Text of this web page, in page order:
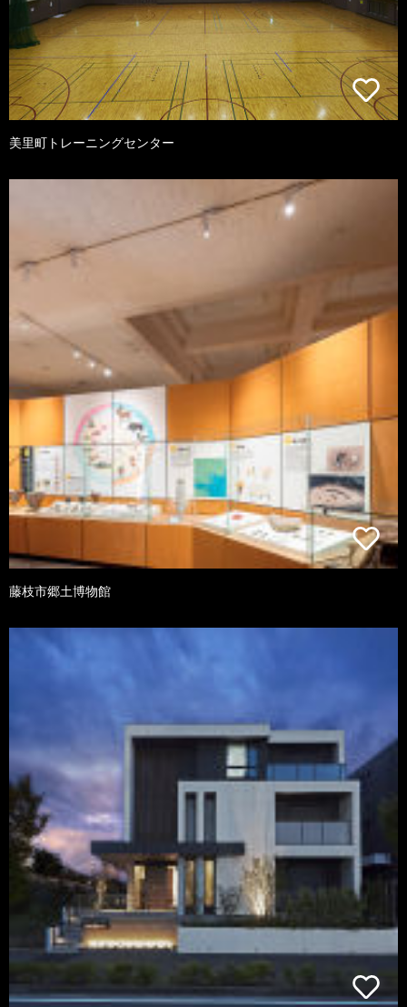
美里町トレーニングセンター
藤枝市郷土博物館